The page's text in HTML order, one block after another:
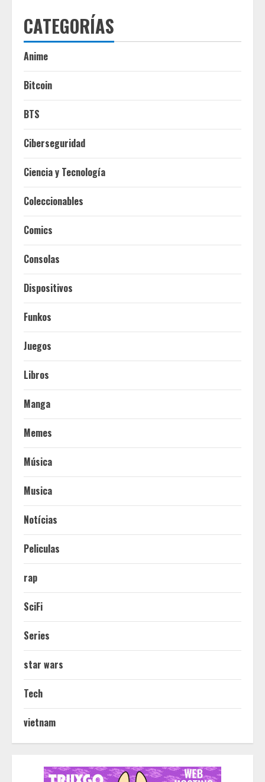
CATEGORÍAS
Anime
Bitcoin
BTS
Ciberseguridad
Ciencia y Tecnología
Coleccionables
Comics
Consolas
Dispositivos
Funkos
Juegos
Libros
Manga
Memes
Música
Musica
Notícias
Peliculas
rap
SciFi
Series
star wars
Tech
vietnam